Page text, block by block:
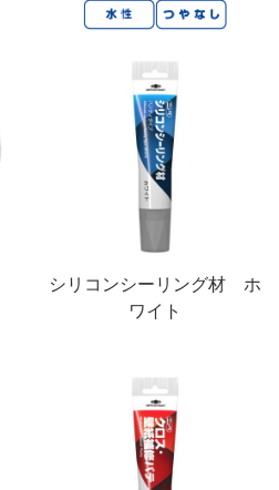
シリコンシーリング材 ホ
ワイト
ン壁・サイディング壁・ブロック塀
雨戸
ァルト